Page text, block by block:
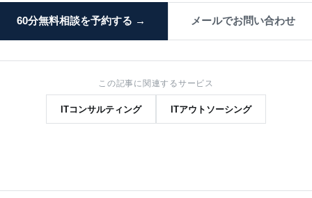
60分無料相談を予約する → メールでお問い合わせ
この記事に関連するサービス
ITコンサルティング ITアウトソーシング